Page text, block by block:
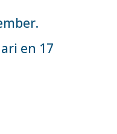
en 17